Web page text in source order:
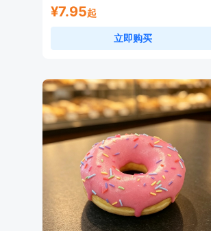
¥7.95起
立即购买